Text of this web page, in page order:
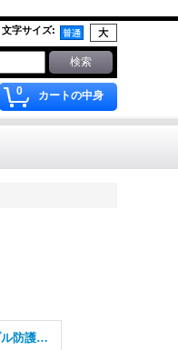
文字サイズ:
0 カートの中身
光ドロップケーブル防護チューブ